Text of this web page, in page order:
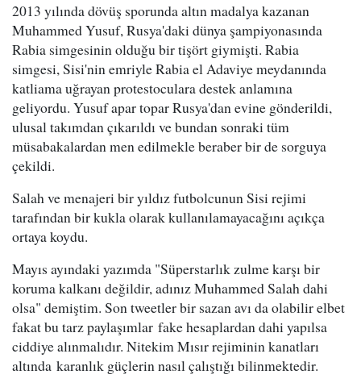
2013 yılında dövüş sporunda altın madalya kazanan
Muhammed Yusuf, Rusya'daki dünya şampiyonasında
Rabia simgesinin olduğu bir tişört giymişti. Rabia
simgesi, Sisi'nin emriyle Rabia el Adaviye meydanında
katliama uğrayan protestoculara destek anlamına
geliyordu. Yusuf apar topar Rusya'dan evine gönderildi,
ulusal takımdan çıkarıldı ve bundan sonraki tüm
müsabakalardan men edilmekle beraber bir de sorguya
çekildi.
Salah ve menajeri bir yıldız futbolcunun Sisi rejimi
tarafından bir kukla olarak kullanılamayacağını açıkça
ortaya koydu.
Mayıs ayındaki yazımda "Süperstarlık zulme karşı bir
koruma kalkanı değildir, adınız Muhammed Salah dahi
olsa" demiştim. Son tweetler bir sazan avı da olabilir elbet
fakat bu tarz paylaşımlar fake hesaplardan dahi yapılsa
ciddiye alınmalıdır. Nitekim Mısır rejiminin kanatları
altında karanlık güçlerin nasıl çalıştığı bilinmektedir.